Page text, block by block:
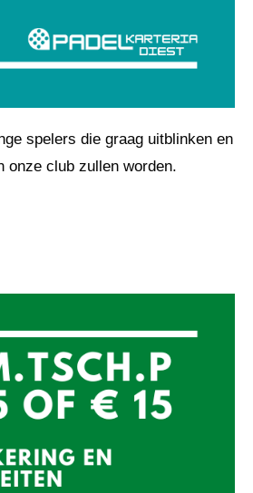
spelers die graag uitblinken en
onze club zullen worden.